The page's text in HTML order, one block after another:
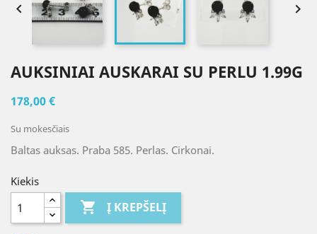
 
AUKSINIAI AUSKARAI SU PERLU 1.99G
178,00 €
Su mokesčiais
Baltas auksas. Praba 585. Perlas. Cirkonai.
Kiekis
 Į KREPŠELĮ